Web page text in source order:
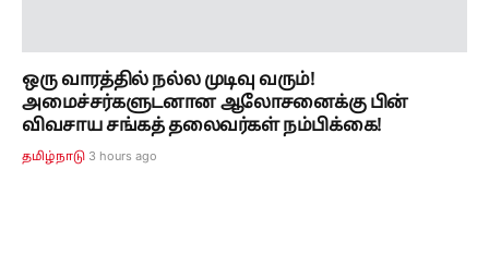
ஒரு வாரத்தில் நல்ல முடிவு வரும்!
அமைச்சர்களுடனான ஆலோசனைக்கு பின்
விவசாய சங்கத் தலைவர்கள் நம்பிக்கை!
தமிழ்நாடு 3 hours ago